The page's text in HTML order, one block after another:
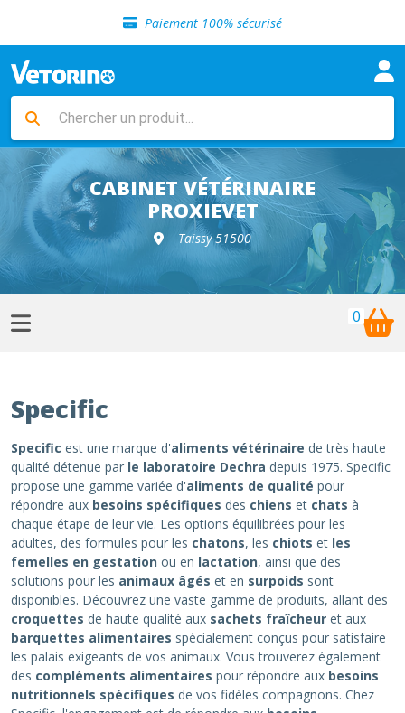
Paiement 100% sécurisé
Livraison gratuite en clinique vétérinaire
Sélection de croquettes vétérinaire
Livraison gratuite en clinique vétérinaire
Retour gratuit en clinique
Sélection de croquettes vétérinaire
CABINET VÉTÉRINAIRE
PROXIEVET
Taissy 51500
0
Specific
Specific est une marque d'aliments vétérinaire de très haute
qualité détenue par le laboratoire Dechra depuis 1975. Specific
propose une gamme variée d'aliments de qualité pour
répondre aux besoins spécifiques des chiens et chats à
chaque étape de leur vie. Les options équilibrées pour les
adultes, des formules pour les chatons, les chiots et les
femelles en gestation ou en lactation, ainsi que des
solutions pour les animaux âgés et en surpoids sont
disponibles. Découvrez une vaste gamme de produits, allant des
croquettes de haute qualité aux sachets fraîcheur et aux
barquettes alimentaires spécialement conçus pour satisfaire
les palais exigeants de vos animaux. Vous trouverez également
des compléments alimentaires pour répondre aux besoins
nutritionnels spécifiques de vos fidèles compagnons. Chez